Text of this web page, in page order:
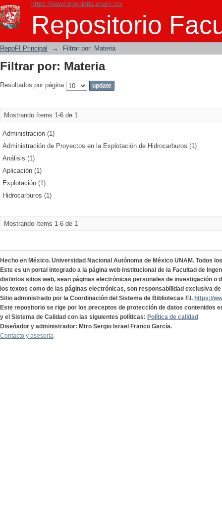
https://www.ingenieria.unam.mx
Repositorio
Filtrar por: Materia
RepoFI Principal → Filtrar por: Materia
Filtrar por: Materia
Resultados por página:
Mostrando ítems 1-6 de 1
Administración (1)
Administración de Proyectos en la Explotación de Hidrocarburos (1)
Análisis (1)
Aplicación (1)
Explotación (1)
Hidrocarburos (1)
Mostrando ítems 1-6 de 1
Hecho en México. Universidad Nacional Autónoma de México UNAM. Todos
Este es un portal integrado a la página web institucional de la Facultad de
distintos sitios web, sean páginas electrónicas personales de investigación o
los textos como de las páginas electrónicas, son responsabilidad exclusiva
Sitio administrado por la Coordinación del Sistema de Bibliotecas F.I. https://
Este repositorio se rige por los preceptos de protección de datos contenidos
y el Sistema de Calidad con las siguientes políticas: Política de calidad
Diseñador y administrador: Mtro Sergio Israel Franco García.
Contacto y asesoría